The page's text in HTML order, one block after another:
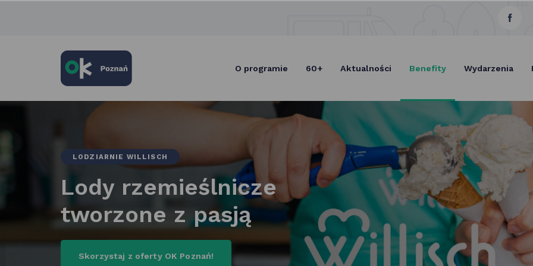
Selectlink
karcie
O programie 60+ Aktualności Benefity Wydarzenia
LODZIARNIE WILLISCH
Lody rzemieślnicze
tworzone z pasją
Skorzystaj z oferty OK Poznań! szczegóły